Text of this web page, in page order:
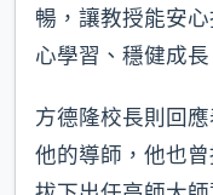
暢，讓教授能安
心學習、穩健成長
方德隆校長則回
他的導師，他也